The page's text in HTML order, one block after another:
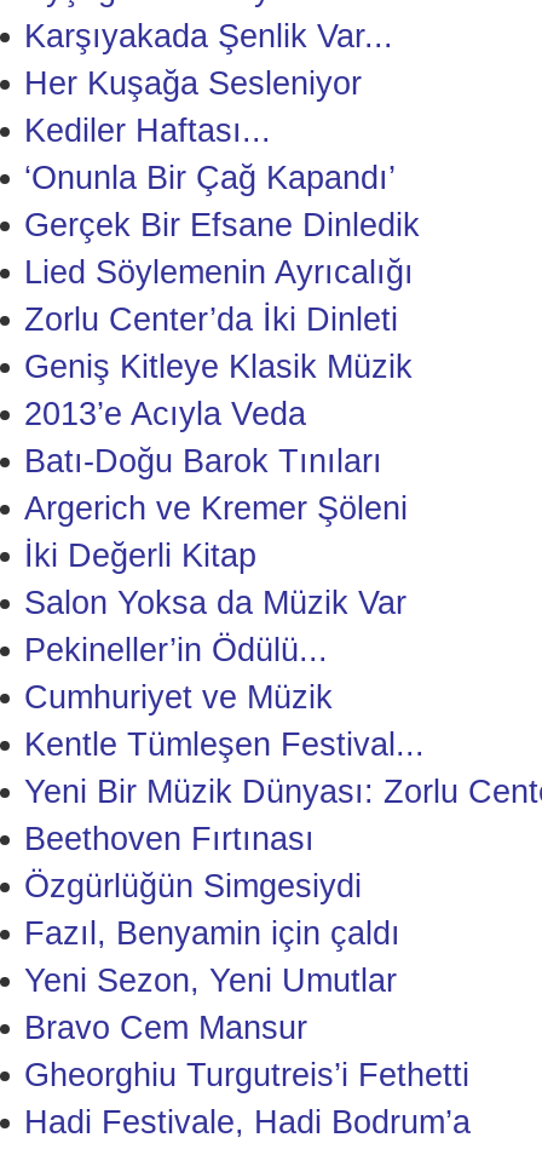
Karşıyakada Şenlik Var...
Her Kuşağa Sesleniyor
Kediler Haftası...
‘Onunla Bir Çağ Kapandı’
Gerçek Bir Efsane Dinledik
Lied Söylemenin Ayrıcalığı
Zorlu Center’da İki Dinleti
Geniş Kitleye Klasik Müzik
2013’e Acıyla Veda
Batı-Doğu Barok Tınıları
Argerich ve Kremer Şöleni
İki Değerli Kitap
Salon Yoksa da Müzik Var
Pekineller’in Ödülü...
Cumhuriyet ve Müzik
Kentle Tümleşen Festival...
Yeni Bir Müzik Dünyası: Zorlu
Beethoven Fırtınası
Özgürlüğün Simgesiydi
Fazıl, Benyamin için çaldı
Yeni Sezon, Yeni Umutlar
Bravo Cem Mansur
Gheorghiu Turgutreis’i Fethetti
Hadi Festivale, Hadi Bodrum’a